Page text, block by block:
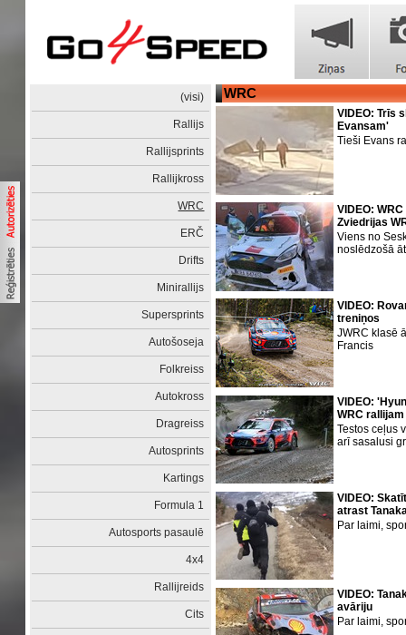
(visi)
Rallijs
Rallijsprints
Rallijkross
WRC
ERČ
Drifts
Minirallijs
Supersprints
Autošoseja
Folkreiss
Autokross
Dragreiss
Autosprints
Kartings
Formula 1
Autosports pasaulē
4x4
Rallijreids
Cits
WRC
VIDEO: Trīs
Evansam'
Tieši Evans
VIDEO:
Zviedrijas
Viens no
noslēdzošā
VIDEO:
treniņos
JWRC klasē
Francis
VIDEO:
WRC rallijam
Testos ceļus
arī sasalusi
VIDEO:
atrast
Par laimi,
VIDEO:
avāriju
Par laimi,